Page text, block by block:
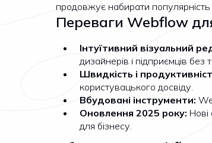
продовжує набирати популярність
Переваги Webflow
Інтуїтивний візуальний
дизайнерів і підприємців без
Швидкість і
користувацького досвіду.
Вбудовані інструменти:
Оновлення 2025 року:
для бізнесу.